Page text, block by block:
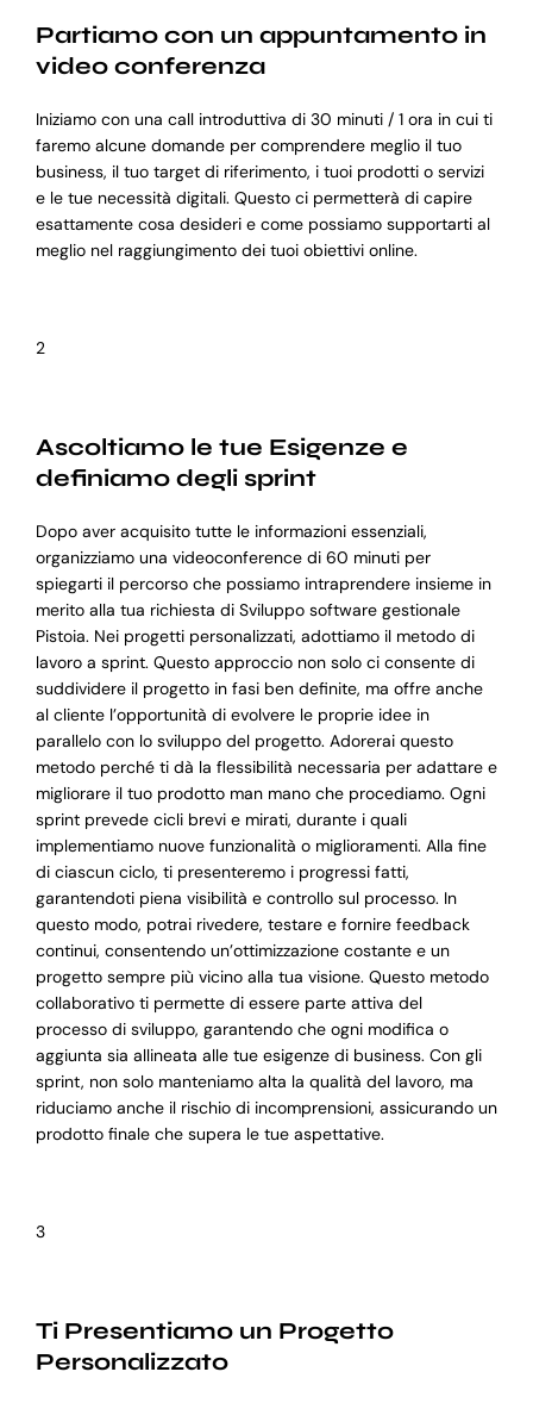
Partiamo con un appuntamento in
video conferenza
Iniziamo con una call introduttiva di 30 minuti / 1 ora in cui ti
faremo alcune domande per comprendere meglio il tuo
business, il tuo target di riferimento, i tuoi prodotti o servizi
e le tue necessità digitali. Questo ci permetterà di capire
esattamente cosa desideri e come possiamo supportarti al
meglio nel raggiungimento dei tuoi obiettivi online.
2
Ascoltiamo le tue Esigenze e
definiamo degli sprint
Dopo aver acquisito tutte le informazioni essenziali,
organizziamo una videoconference di 60 minuti per
spiegarti il percorso che possiamo intraprendere insieme in
merito alla tua richiesta di Sviluppo software gestionale
Pistoia. Nei progetti personalizzati, adottiamo il metodo di
lavoro a sprint. Questo approccio non solo ci consente di
suddividere il progetto in fasi ben definite, ma offre anche
al cliente l’opportunità di evolvere le proprie idee in
parallelo con lo sviluppo del progetto. Adorerai questo
metodo perché ti dà la flessibilità necessaria per adattare e
migliorare il tuo prodotto man mano che procediamo. Ogni
sprint prevede cicli brevi e mirati, durante i quali
implementiamo nuove funzionalità o miglioramenti. Alla fine
di ciascun ciclo, ti presenteremo i progressi fatti,
garantendoti piena visibilità e controllo sul processo. In
questo modo, potrai rivedere, testare e fornire feedback
continui, consentendo un’ottimizzazione costante e un
progetto sempre più vicino alla tua visione. Questo metodo
collaborativo ti permette di essere parte attiva del
processo di sviluppo, garantendo che ogni modifica o
aggiunta sia allineata alle tue esigenze di business. Con gli
sprint, non solo manteniamo alta la qualità del lavoro, ma
riduciamo anche il rischio di incomprensioni, assicurando un
prodotto finale che supera le tue aspettative.
3
Ti Presentiamo un Progetto
Personalizzato